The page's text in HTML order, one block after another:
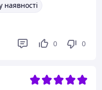
наявності
0 0